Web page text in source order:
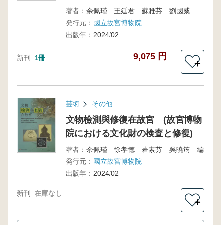
著者：
発行元： 國立故宮博物院
出版年： 2024/02
新刊 1冊 9,075 円
＋
芸術 その他
文物檢測與修復在故宮 (故宮博物
院における文化財の検査と修復)
著者： 余佩瑾 徐孝德 岩素芬 吳曉筠 編
発行元： 國立故宮博物院
出版年： 2024/02
新刊 在庫なし
＋